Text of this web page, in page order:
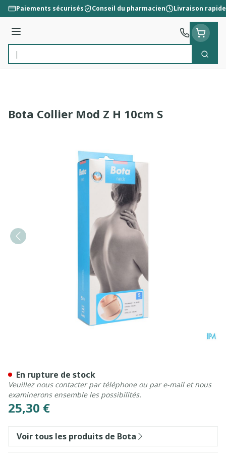
Aller au contenu
Paiements sécurisés Conseil du pharmacien Livraison rapide
Menu
Rechercher
Bota Collier Mod Z H 10cm S
25,30 €
En rupture de stock
Veuillez nous contacter par téléphone ou par e-mail et nous
examinerons ensemble les possibilités.
Voir tous les produits de Bota